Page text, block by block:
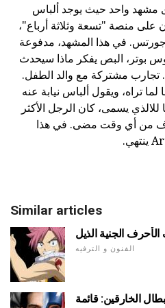
مشهد واحد حيث يوجد ألباس
على منصة "تسعة وثلاثة أرباع"،
في هذا المشهد، مدفوعة
بوتر، البص يفكر ماذا سيحدث
تجارب مشتركة مع والد الطفل.
تراه، ويقول ألباس نيابة عنه
يسمى، كان الرجل الأكثر
من أي وقت مضى. في هذا
Similar articles
الجنية الذيل
الفنون و الترفيه
الخارقين: قائمة